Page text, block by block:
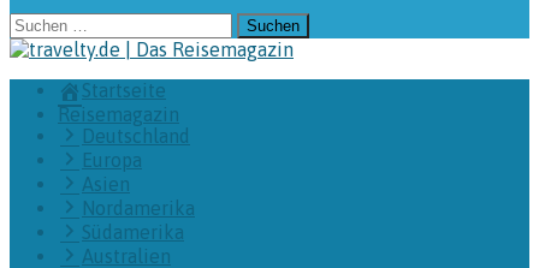
Suchen
nach:
Startseite
Reisemagazin
Deutschland
Europa
Asien
Nordamerika
Südamerika
Australien